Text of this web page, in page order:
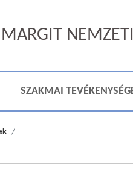
SZAKMAI